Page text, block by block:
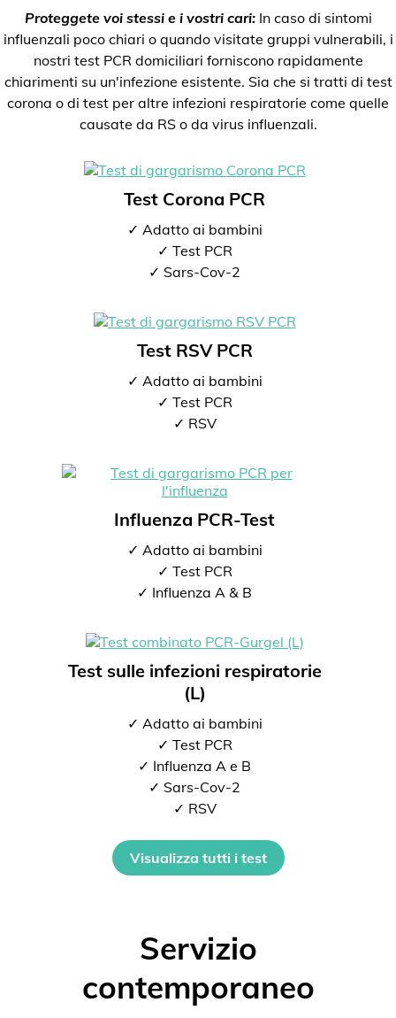
Proteggete voi stessi e i vostri cari:In caso di sintomi
influenzali poco chiari o quando visitate gruppi vulnerabili, i
nostri test PCR domiciliari forniscono rapidamente
chiarimenti su un'infezione esistente. Sia che si tratti di test
corona o di test per altre infezioni respiratorie come quelle
causate da RS o da virus influenzali.
Test Corona PCR
✓ Adatto ai bambini
✓ Test PCR
✓ Sars-Cov-2
Test RSV PCR
✓ Adatto ai bambini
✓ Test PCR
✓ RSV
Influenza PCR-Test
✓ Adatto ai bambini
✓ Test PCR
✓ Influenza A & B
Test sulle infezioni respiratorie
(L)
✓ Adatto ai bambini
✓ Test PCR
✓ Influenza A e B
✓ Sars-Cov-2
✓ RSV
Visualizza tutti i test
Servizio
contemporaneo